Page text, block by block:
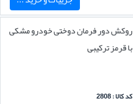
روکش دور فرمان دوختی خودرو مشکی
با قرمز ترکیبی
کد کالا : 2808